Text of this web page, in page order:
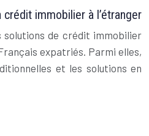
immobilier à l’étranger
solutions de crédit immobilier
expatriés. Parmi elles,
et les solutions en